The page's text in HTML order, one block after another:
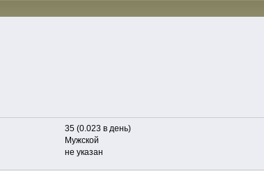
35 (0.023 в день)
Мужской
не указан